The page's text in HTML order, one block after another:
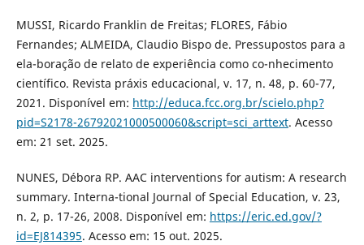
MUSSI, Ricardo Franklin de Freitas; FLORES, Fábio
Fernandes; ALMEIDA, Claudio Bispo de. Pressupostos para a
ela-boração de relato de experiência como co-nhecimento
científico. Revista práxis educacional, v. 17, n. 48, p. 60-77,
2021. Disponível em: http://educa.fcc.org.br/scielo.php?
pid=S2178-26792021000500060&script=sci_arttext. Acesso
em: 21 set. 2025.
NUNES, Débora RP. AAC interventions for autism: A research
summary. Interna-tional Journal of Special Education, v. 23,
n. 2, p. 17-26, 2008. Disponível em: https://eric.ed.gov/?
id=EJ814395. Acesso em: 15 out. 2025.